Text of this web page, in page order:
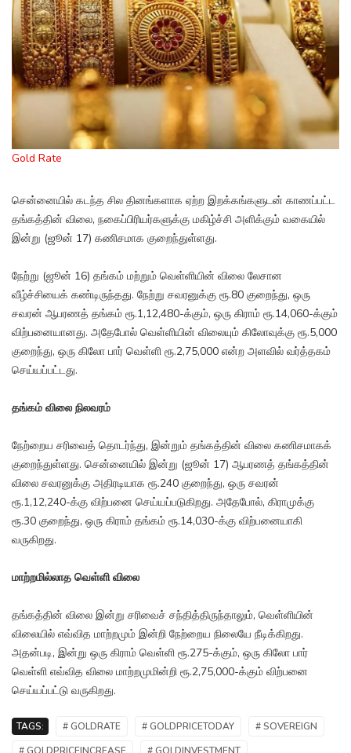
Gold Rate
சென்னையில் கடந்த சில தினங்களாக ஏற்ற இறக்கங்களுடன் காணப்பட்ட
தங்கத்தின் விலை, நகைப்பிரியர்களுக்கு மகிழ்ச்சி அளிக்கும் வகையில்
இன்று (ஜூன் 17) கணிசமாக குறைந்துள்ளது.
நேற்று (ஜூன் 16) தங்கம் மற்றும் வெள்ளியின் விலை லேசான
வீழ்ச்சியைக் கண்டிருந்தது. நேற்று சவரனுக்கு ரூ.80 குறைந்து, ஒரு
சவரன் ஆபரணத் தங்கம் ரூ.1,12,480-க்கும், ஒரு கிராம் ரூ.14,060-க்கும்
விற்பனையானது. அதேபோல் வெள்ளியின் விலையும் கிலோவுக்கு ரூ.5,000
குறைந்து, ஒரு கிலோ பார் வெள்ளி ரூ.2,75,000 என்ற அளவில் வர்த்தகம்
செய்யப்பட்டது.
தங்கம் விலை நிலவரம்
நேற்றைய சரிவைத் தொடர்ந்து, இன்றும் தங்கத்தின் விலை கணிசமாகக்
குறைந்துள்ளது. சென்னையில் இன்று (ஜூன் 17) ஆபரணத் தங்கத்தின்
விலை சவரனுக்கு அதிரடியாக ரூ.240 குறைந்து, ஒரு சவரன்
ரூ.1,12,240-க்கு விற்பனை செய்யப்படுகிறது. அதேபோல், கிராமுக்கு
ரூ.30 குறைந்து, ஒரு கிராம் தங்கம் ரூ.14,030-க்கு விற்பனையாகி
வருகிறது.
மாற்றமில்லாத வெள்ளி விலை
தங்கத்தின் விலை இன்று சரிவைச் சந்தித்திருந்தாலும், வெள்ளியின்
விலையில் எவ்வித மாற்றமும் இன்றி நேற்றைய நிலையே நீடிக்கிறது.
அதன்படி, இன்று ஒரு கிராம் வெள்ளி ரூ.275-க்கும், ஒரு கிலோ பார்
வெள்ளி எவ்வித விலை மாற்றமுமின்றி ரூ.2,75,000-க்கும் விற்பனை
செய்யப்பட்டு வருகிறது.
TAGS: # GOLDRATE # GOLDPRICETODAY
# SOVEREIGN